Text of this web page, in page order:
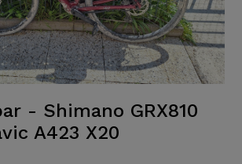
- Shimano GRX810
A423 X20